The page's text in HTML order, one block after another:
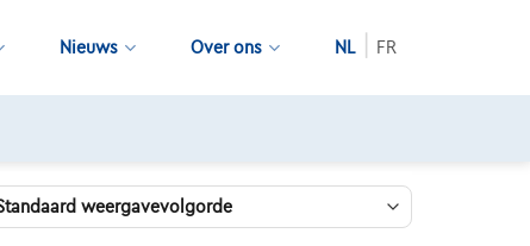
Nieuws Over ons NL FR